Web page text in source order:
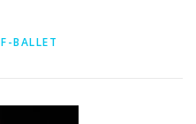
F-BALLET